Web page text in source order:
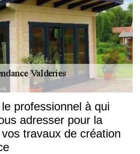
professionnel à qui
adresser pour la
travaux de création